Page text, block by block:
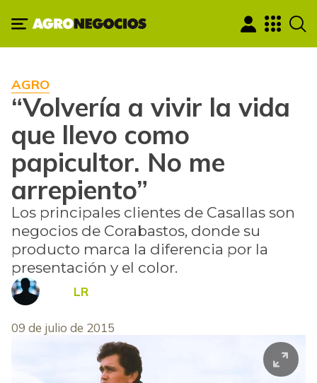
AGRO
“Volvería a vivir la vida
que llevo como
papicultor. No me
arrepiento”
Los principales clientes de Casallas son
negocios de Corabastos, donde su
producto marca la diferencia por la
presentación y el color.
LR
09 de julio de 2015